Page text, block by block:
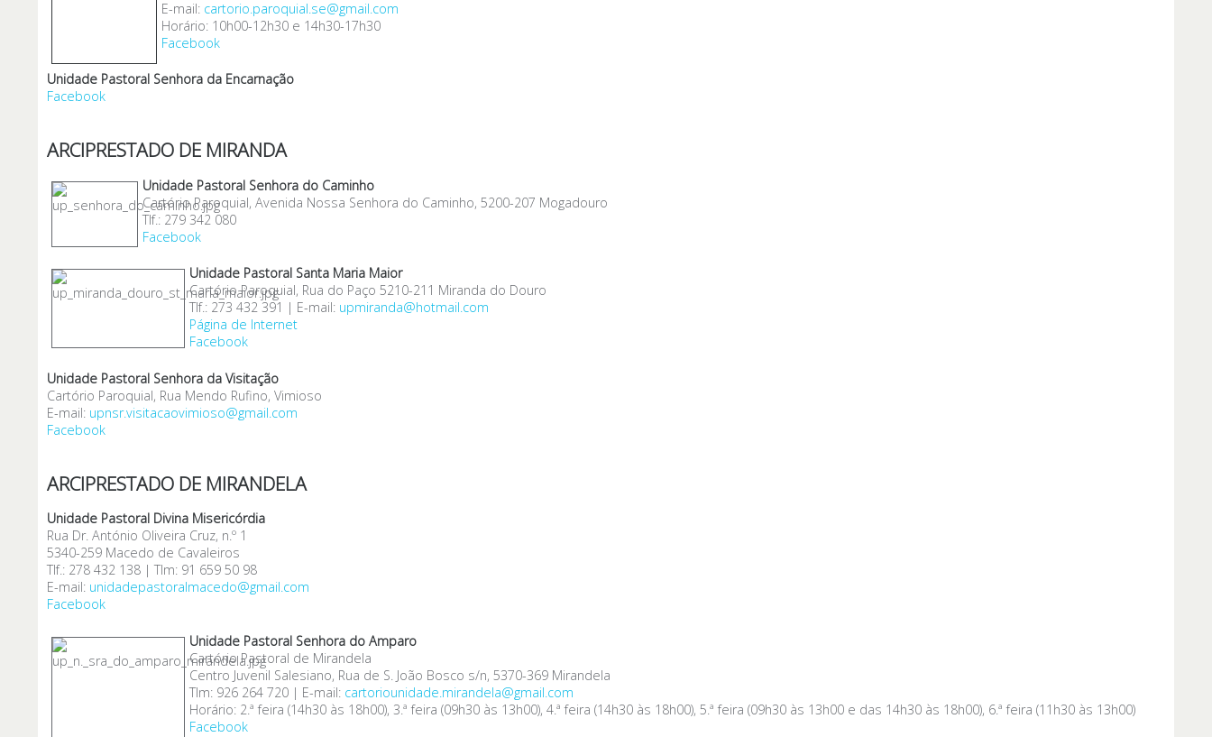
E-mail: cartorio.paroquial.se@gmail.com
Horário: 10h00-12h30 e 14h30-17h30
Facebook
Unidade Pastoral Senhora da Encarnação
Facebook
ARCIPRESTADO DE MIRANDA
Unidade Pastoral Senhora do Caminho
Cartório Paroquial, Avenida Nossa Senhora do Caminho, 5200-207 Mogadouro
Tlf.: 279 342 080
Facebook
Unidade Pastoral Santa Maria Maior
Cartório Paroquial, Rua do Paço 5210-211 Miranda do Douro
Tlf.: 273 432 391 | E-mail: upmiranda@hotmail.com
Página de Internet
Facebook
Unidade Pastoral Senhora da Visitação
Cartório Paroquial, Rua Mendo Rufino, Vimioso
E-mail: upnsr.visitacaovimioso@gmail.com
Facebook
ARCIPRESTADO DE MIRANDELA
Unidade Pastoral Divina Misericórdia
Rua Dr. António Oliveira Cruz, n.º 1
5340-259 Macedo de Cavaleiros
Tlf.: 278 432 138 | Tlm: 91 659 50 98
E-mail: unidadepastoralmacedo@gmail.com
Facebook
Unidade Pastoral Senhora do Amparo
Cartório Pastoral de Mirandela
Centro Juvenil Salesiano, Rua de S. João Bosco s/n, 5370-369 Mirandela
Tlm: 926 264 720 | E-mail: cartoriounidade.mirandela@gmail.com
Horário: 2.ª feira (14h30 às 18h00), 3.ª feira (09h30 às 13h00), 4.ª feira (14h30 às 18h00), 5.ª feira (09h30 às 13h00 e das 14h30 às 18h00), 6.ª feira (11h30 às 13h00)
Facebook